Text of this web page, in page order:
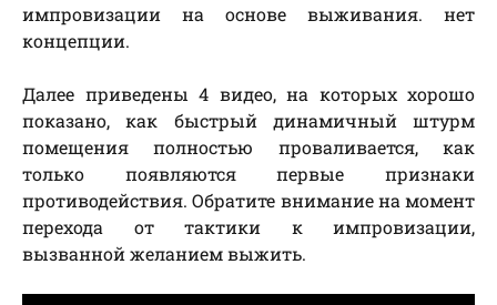
импровизации на основе выживания. нет
концепции.
Далее приведены 4 видео, на которых хорошо
показано, как быстрый динамичный штурм
помещения полностью проваливается, как
только появляются первые признаки
противодействия. Обратите внимание на момент
перехода от тактики к импровизации,
вызванной желанием выжить.